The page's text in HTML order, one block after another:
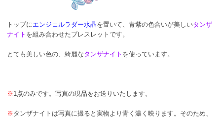
トップにエンジェルラダー水晶を置いて、青紫の色合いが美しいタンザ
ナイト を組み合わせたブレスレットです。
とても美しい色の、綺麗なタンザナイト を使っています。
※ 1点のみです。写真の現品をお送りいたします。
※ タンザナイトは写真に撮ると実物より青く濃く映ります。そのため、